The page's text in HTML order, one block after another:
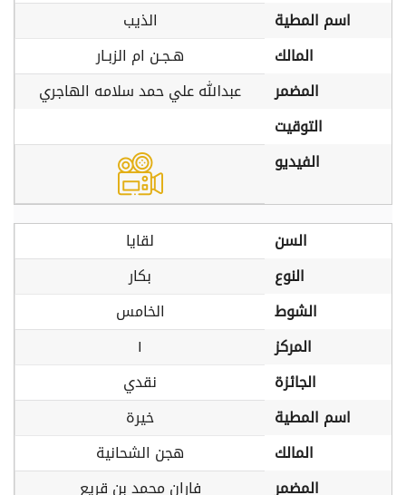
اسم المطية
الذيب
المالك
هـجـن ام الزبـار
المضمر
عبدالله علي حمد سلامه الهاجري
التوقيت
الفيديو
السن
لقايا
النوع
بكار
الشوط
الخامس
المركز
١
الجائزة
نقدي
اسم المطية
خيرة
المالك
هجن الشحانية
المضمر
فاران محمد بن قريع